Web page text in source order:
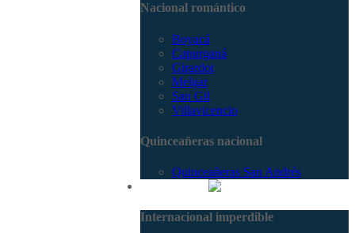
Nacional romántico
Boyacá
Capurganá
Girardot
Melgar
San Gil
Villavicencio
Quinceañeras nacional
Quinceañeras San Andrés
Internacional imperdible